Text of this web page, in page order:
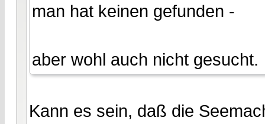
man hat keinen gefunden -
aber wohl auch nicht gesucht.
Kann es sein, daß die